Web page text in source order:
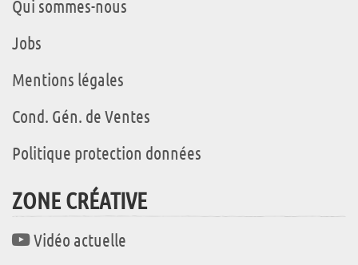
Qui sommes-nous
Jobs
Mentions légales
Cond. Gén. de Ventes
Politique protection données
ZONE CRÉATIVE
Vidéo actuelle